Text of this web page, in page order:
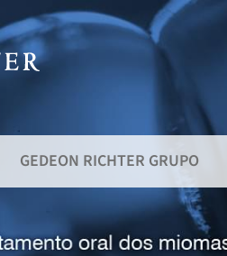
GEDEON RICHTER GRUPO